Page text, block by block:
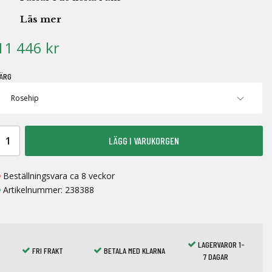
Läs mer
446 kr
LÄGG I VARUKORGEN
Beställningsvara ca 8 veckor
Artikelnummer: 238388
FRI FRAKT BETALA MED KLARNA
LAGERVAROR 1-
7 DAGAR